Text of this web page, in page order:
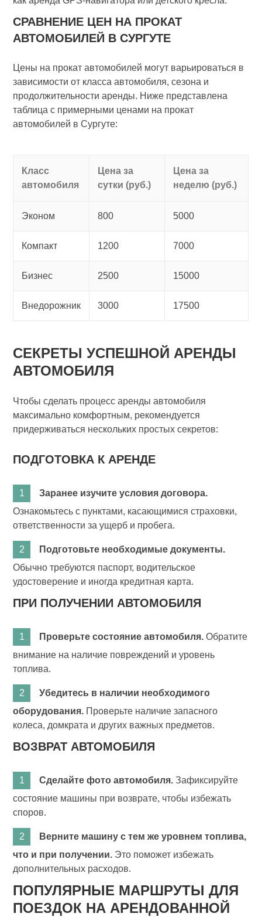
СРАВНЕНИЕ ЦЕН НА ПРОКАТ
АВТОМОБИЛЕЙ В СУРГУТЕ
Цены на прокат автомобилей могут варьироваться в
зависимости от класса автомобиля, сезона и
продолжительности аренды. Ниже представлена
таблица с примерными ценами на прокат
автомобилей в Сургуте:
Класс
автомобиля
Цена за
сутки (руб.)
Цена за
неделю (руб.)
Эконом 800 5000
Компакт 1200 7000
Бизнес 2500 15000
Внедорожник 3000 17500
СЕКРЕТЫ УСПЕШНОЙ АРЕНДЫ
АВТОМОБИЛЯ
Чтобы сделать процесс аренды автомобиля
максимально комфортным, рекомендуется
придерживаться нескольких простых секретов:
ПОДГОТОВКА К АРЕНДЕ
Заранее изучите условия договора.
Ознакомьтесь с пунктами, касающимися страховки,
ответственности за ущерб и пробега.
Подготовьте необходимые документы.
Обычно требуются паспорт, водительское
удостоверение и иногда кредитная карта.
ПРИ ПОЛУЧЕНИИ АВТОМОБИЛЯ
Проверьте состояние автомобиля. Обратите
внимание на наличие повреждений и уровень
топлива.
Убедитесь в наличии необходимого
оборудования. Проверьте наличие запасного
колеса, домкрата и других важных предметов.
ВОЗВРАТ АВТОМОБИЛЯ
Сделайте фото автомобиля. Зафиксируйте
состояние машины при возврате, чтобы избежать
споров.
Верните машину с тем же уровнем топлива,
что и при получении. Это поможет избежать
дополнительных расходов.
ПОПУЛЯРНЫЕ МАРШРУТЫ ДЛЯ
ПОЕЗДОК НА АРЕНДОВАННОЙ